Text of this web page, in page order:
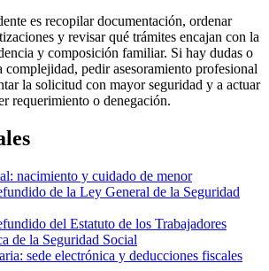
es recopilar documentación, ordenar
y revisar qué trámites encajan con la
y composición familiar. Si hay dudas o
complejidad, pedir asesoramiento profesional
la solicitud con mayor seguridad y a actuar
requerimiento o denegación.
nacimiento y cuidado de menor
de la Ley General de la Seguridad
del Estatuto de los Trabajadores
de la Seguridad Social
sede electrónica y deducciones fiscales